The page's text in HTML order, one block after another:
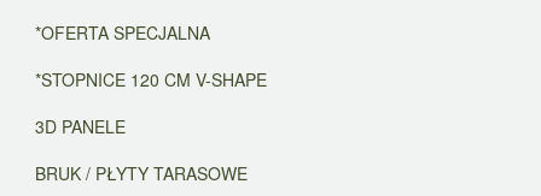
*OFERTA SPECJALNA
*STOPNICE 120 CM V-SHAPE
3D PANELE
BRUK / PŁYTY TARASOWE